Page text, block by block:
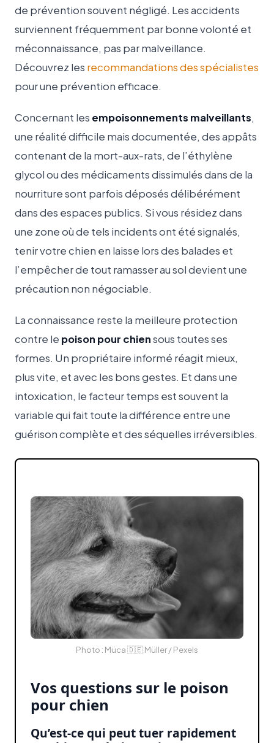
de prévention souvent négligé. Les accidents
surviennent fréquemment par bonne volonté et
méconnaissance, pas par malveillance.
Découvrez les recommandations des spécialistes
pour une prévention efficace.
Concernant les empoisonnements malveillants,
une réalité difficile mais documentée, des appâts
contenant de la mort-aux-rats, de l’éthylène
glycol ou des médicaments dissimulés dans de la
nourriture sont parfois déposés délibérément
dans des espaces publics. Si vous résidez dans
une zone où de tels incidents ont été signalés,
tenir votre chien en laisse lors des balades et
l’empêcher de tout ramasser au sol devient une
précaution non négociable.
La connaissance reste la meilleure protection
contre le poison pour chiensous toutes ses
formes. Un propriétaire informé réagit mieux,
plus vite, et avec les bons gestes. Et dans une
intoxication, le facteur temps est souvent la
variable qui fait toute la différence entre une
guérison complète et des séquelles irréversibles.
Photo : Müca 🇩🇪 Müller / Pexels
Vos questions sur le poison
pour chien
Qu’est-ce qui peut tuer rapidement